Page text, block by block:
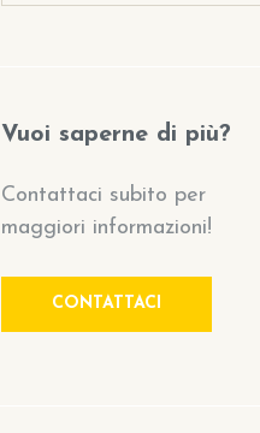
Vuoi saperne di più?
Contattaci subito per
maggiori informazioni!
CONTATTACI